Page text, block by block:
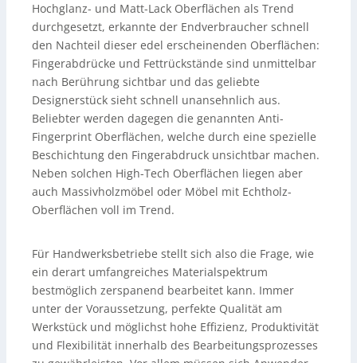
Hochglanz- und Matt-Lack Oberflächen als Trend
durchgesetzt, erkannte der Endverbraucher schnell
den Nachteil dieser edel erscheinenden Oberflächen:
Fingerabdrücke und Fettrückstände sind unmittelbar
nach Berührung sichtbar und das geliebte
Designerstück sieht schnell unansehnlich aus.
Beliebter werden dagegen die genannten Anti-
Fingerprint Oberflächen, welche durch eine spezielle
Beschichtung den Fingerabdruck unsichtbar machen.
Neben solchen High-Tech Oberflächen liegen aber
auch Massivholzmöbel oder Möbel mit Echtholz-
Oberflächen voll im Trend.
Für Handwerksbetriebe stellt sich also die Frage, wie
ein derart umfangreiches Materialspektrum
bestmöglich zerspanend bearbeitet kann. Immer
unter der Voraussetzung, perfekte Qualität am
Werkstück und möglichst hohe Effizienz, Produktivität
und Flexibilität innerhalb des Bearbeitungsprozesses